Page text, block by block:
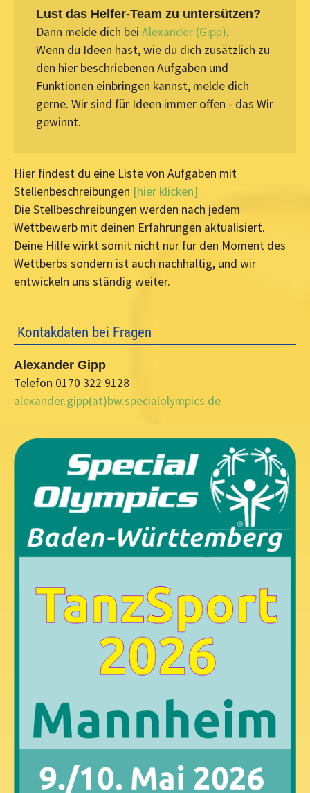
Lust das Helfer-Team zu untersützen?
Dann melde dich bei Alexander (Gipp).
Wenn du Ideen hast, wie du dich zusätzlich zu
den hier beschriebenen Aufgaben und
Funktionen einbringen kannst, melde dich
gerne. Wir sind für Ideen immer offen - das Wir
gewinnt.
Hier findest du eine Liste von Aufgaben mit
Stellenbeschreibungen [hier klicken]
Die Stellbeschreibungen werden nach jedem
Wettbewerb mit deinen Erfahrungen aktualisiert.
Deine Hilfe wirkt somit nicht nur für den Moment des
Wettberbs sondern ist auch nachhaltig, und wir
entwickeln uns ständig weiter.
Kontakdaten bei Fragen
Alexander Gipp
Telefon 0170 322 9128
alexander.gipp(at)bw.specialolympics.de